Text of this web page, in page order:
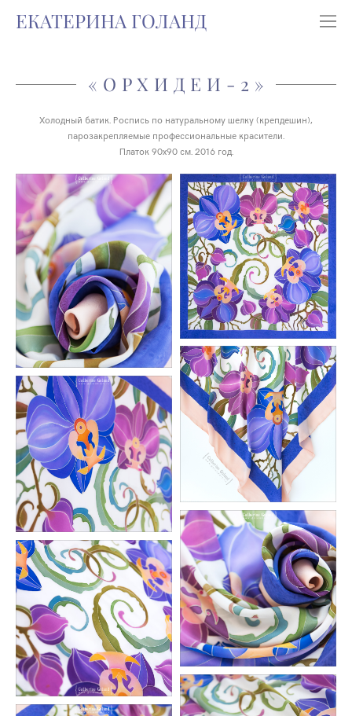
ЕКАТЕРИНА ГОЛАНД
«ОРХИДЕИ-2»
Холодный батик. Роспись по натуральному шелку (крепдешин),
парозакрепляемые профессиональные красители.
Платок 90х90 см. 2016 год.